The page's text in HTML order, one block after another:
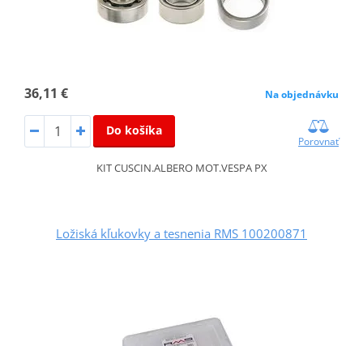
36,11 € Na objednávku
Do košíka
Porovnať
KIT CUSCIN.ALBERO MOT.VESPA PX
Ložiská kľukovky a tesnenia RMS 100200871